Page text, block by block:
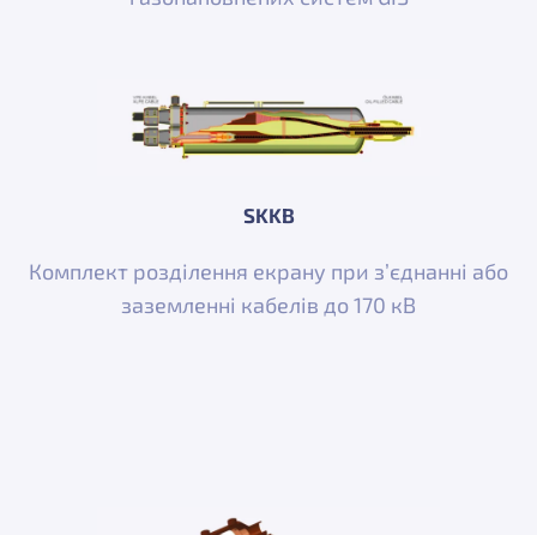
SKKB
Комплект розділення екрану при з’єднанні або
заземленні кабелів до 170 кВ